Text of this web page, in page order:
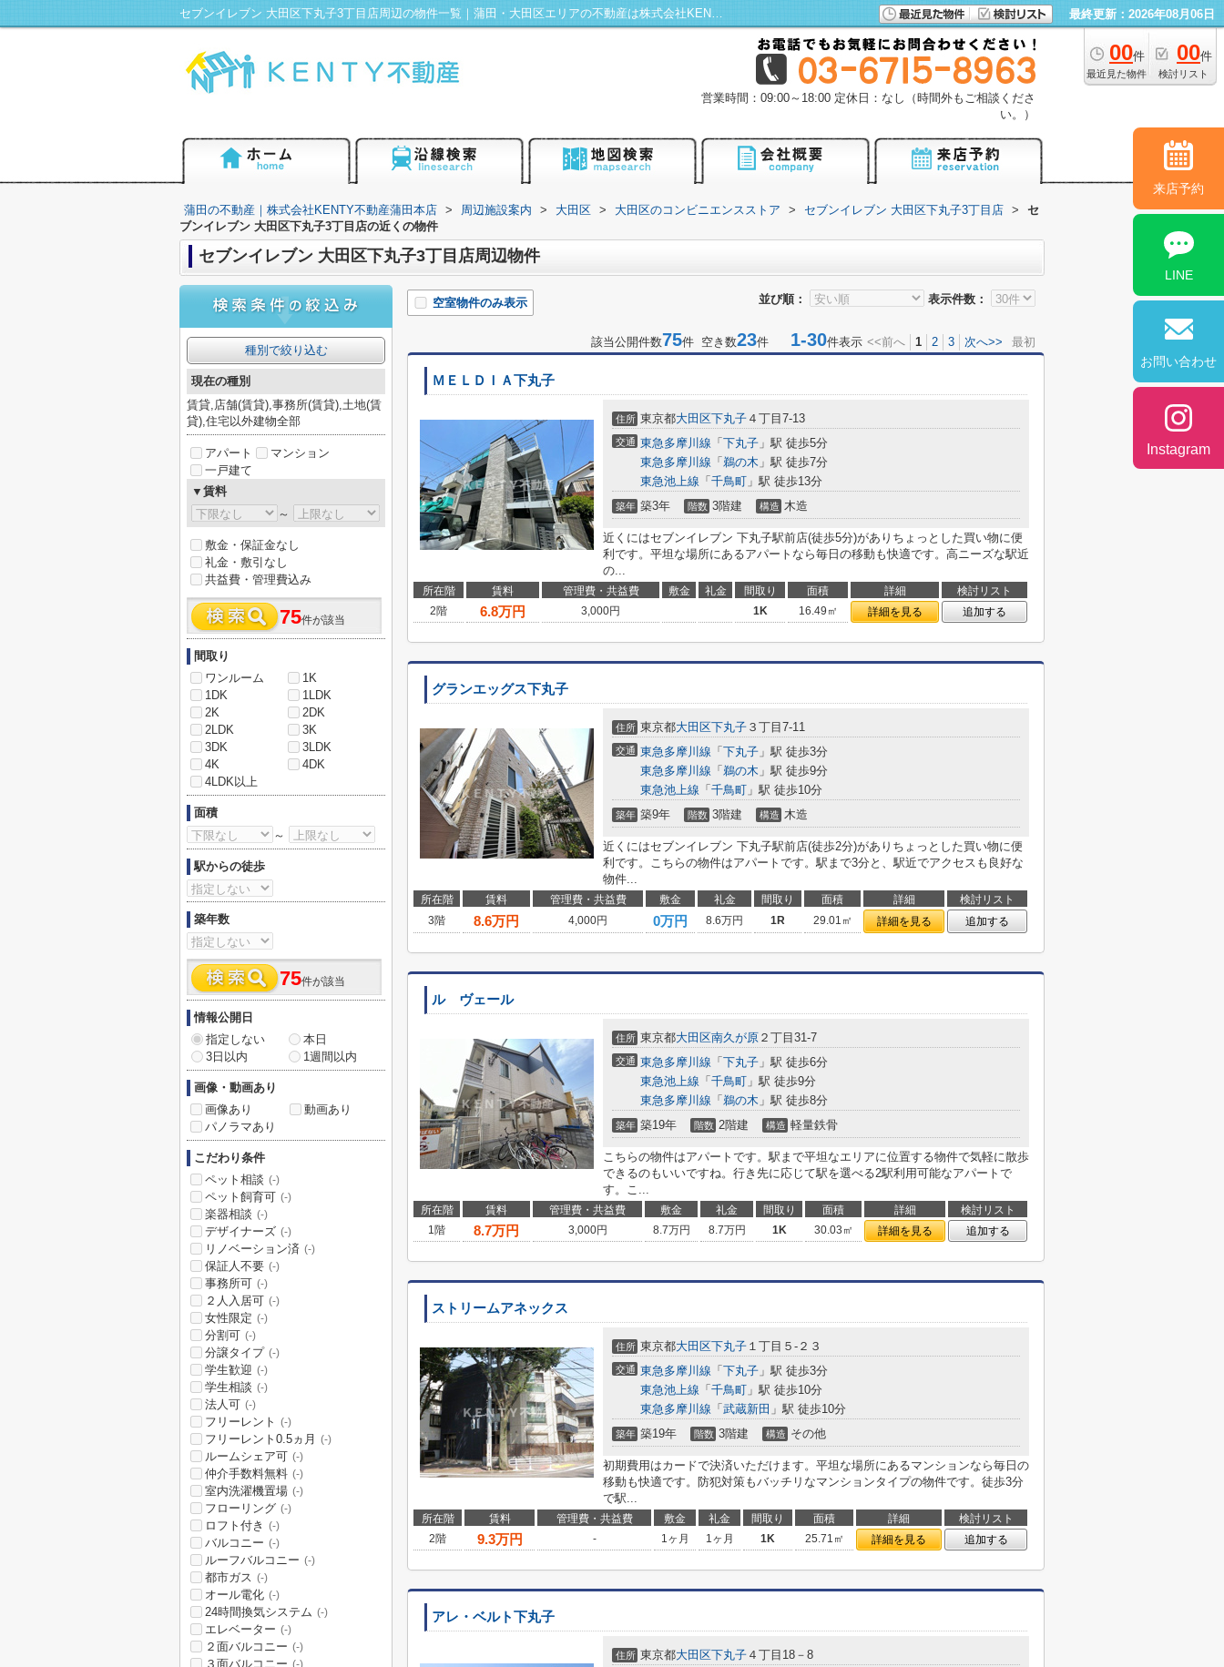
セブンイレブン 大田区下丸子3丁目店周辺の物件一覧｜蒲田・大田区エリアの不動産は株式会社KENTY不動産蒲田本店にお任せ！ 最終更新：2026年08月06日
00件
最近見た物件
00件
検討リスト
営業時間：09:00～18:00 定休日：なし（時間外もご相談くださ
い。）
蒲田の不動産｜株式会社KENTY不動産蒲田本店 > 周辺施設案内 > 大田区 > 大田区のコンビニエンスストア > セブンイレブン 大田区下丸子3丁目店 >
セ
ブンイレブン 大田区下丸子3丁目店の近くの物件
セブンイレブン 大田区下丸子3丁目店周辺物件
並び順： 表示件数：
空室物件のみ表示
該当公開件数75件 空き数23件 1-30件表示 <<前へ 1 2 3 次へ>> 最初
ＭＥＬＤＩＡ下丸子
住所 東京都大田区下丸子 ４丁目7-13
交通 東急多摩川線 「 下丸子 」駅 徒歩5分
東急多摩川線 「 鵜の木 」駅 徒歩7分
東急池上線 「 千鳥町 」駅 徒歩13分
築年 築3年 階数 3階建 構造 木造
近くにはセブンイレブン 下丸子駅前店(徒歩5分)がありちょっとした買い物に便
利です。平坦な場所にあるアパートなら毎日の移動も快適です。高ニーズな駅近
の...
所在階 賃料 管理費・共益費 敷金 礼金 間取り 面積 詳細
検討リスト
2階
6.8万円 3,000円 1K 16.49㎡ 詳細を見る 追加する
グランエッグス下丸子
住所 東京都大田区下丸子 ３丁目7-11
交通 東急多摩川線 「 下丸子 」駅 徒歩3分
東急多摩川線 「 鵜の木 」駅 徒歩9分
東急池上線 「 千鳥町 」駅 徒歩10分
築年 築9年 階数 3階建 構造 木造
近くにはセブンイレブン 下丸子駅前店(徒歩2分)がありちょっとした買い物に便
利です。こちらの物件はアパートです。駅まで3分と、駅近でアクセスも良好な
物件...
所在階 賃料 管理費・共益費 敷金 礼金 間取り 面積 詳細
検討リスト
3階
8.6万円 4,000円 0万円 8.6万円 1R 29.01㎡ 詳細を見る 追加する
ル ヴェール
住所 東京都大田区南久が原 ２丁目31-7
交通 東急多摩川線 「 下丸子 」駅 徒歩6分
東急池上線 「 千鳥町 」駅 徒歩9分
東急多摩川線 「 鵜の木 」駅 徒歩8分
築年 築19年 階数 2階建 構造 軽量鉄骨
こちらの物件はアパートです。駅まで平坦なエリアに位置する物件で気軽に散歩
できるのもいいですね。行き先に応じて駅を選べる2駅利用可能なアパートで
す。こ...
所在階 賃料 管理費・共益費 敷金 礼金 間取り 面積 詳細
検討リスト
1階
8.7万円 3,000円 8.7万円 8.7万円 1K 30.03㎡ 詳細を見る 追加する
ストリームアネックス
住所 東京都大田区下丸子 １丁目５-２３
交通 東急多摩川線 「 下丸子 」駅 徒歩3分
東急池上線 「 千鳥町 」駅 徒歩10分
東急多摩川線 「 武蔵新田 」駅 徒歩10分
築年 築19年 階数 3階建 構造 その他
初期費用はカードで決済いただけます。平坦な場所にあるマンションなら毎日の
移動も快適です。防犯対策もバッチリなマンションタイプの物件です。徒歩3分
で駅...
所在階 賃料 管理費・共益費 敷金 礼金 間取り 面積 詳細
検討リスト
2階
9.3万円 - 1ヶ月 1ヶ月 1K 25.71㎡ 詳細を見る 追加する
アレ・ベルト下丸子
住所 東京都大田区下丸子 ４丁目18－8
種別で絞り込む
現在の種別
賃貸,店舗(賃貸),事務所(賃貸),土地(賃
貸),住宅以外建物全部
アパート
マンション
一戸建て
▼賃料
～
敷金・保証金なし
礼金・敷引なし
共益費・管理費込み
75件が該当
間取り
ワンルーム
1K
1DK
1LDK
2K
2DK
2LDK
3K
3DK
3LDK
4K
4DK
4LDK以上
面積
～
駅からの徒歩
築年数
75件が該当
情報公開日
指定しない
本日
3日以内
1週間以内
画像・動画あり
画像あり
動画あり
パノラマあり
こだわり条件
ペット相談 (-)
ペット飼育可 (-)
楽器相談 (-)
デザイナーズ (-)
リノベーション済 (-)
保証人不要 (-)
事務所可 (-)
２人入居可 (-)
女性限定 (-)
分割可 (-)
分譲タイプ (-)
学生歓迎 (-)
学生相談 (-)
法人可 (-)
フリーレント (-)
フリーレント0.5ヵ月 (-)
ルームシェア可 (-)
仲介手数料無料 (-)
室内洗濯機置場 (-)
フローリング (-)
ロフト付き (-)
バルコニー (-)
ルーフバルコニー (-)
都市ガス (-)
オール電化 (-)
24時間換気システム (-)
エレベーター (-)
２面バルコニー (-)
３面バルコニー (-)
来店予約
LINE
お問い合わせ
Instagram